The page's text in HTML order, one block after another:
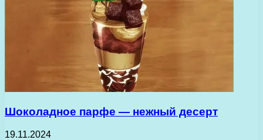
Шоколадное парфе — нежный десерт
19.11.2024